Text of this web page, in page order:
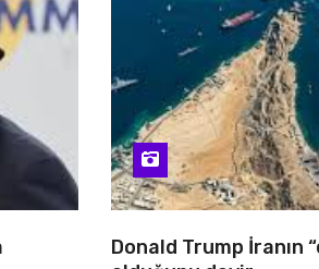
Donald Trump İranın